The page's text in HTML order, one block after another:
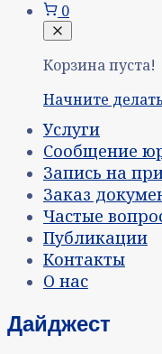
0
Корзина пуста!
Начните
Услуги
Сообщение
Запись на
Заказ
Частые
Публикации
Контакты
О нас
Дайджест